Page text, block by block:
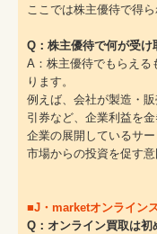
ここでは株主優待で得
Q：株主優待で何が受け
A：株主優待でもらえる
ります。
例えば、会社が製造・
引券など、企業利益を
企業の展開しているサ
市場からの投資を促す意
■J・marketオンライン
Q：オンライン買取は初